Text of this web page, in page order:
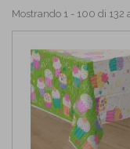
Mostrando 1 - 100 di 132